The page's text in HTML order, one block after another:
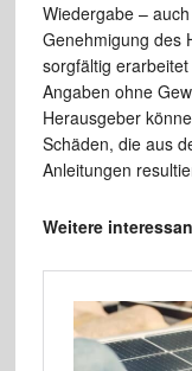
Wiedergabe –
Genehmigung des
sorgfältig
Angaben ohne
Herausgeber
Schäden, die aus
Anleitungen
Weitere